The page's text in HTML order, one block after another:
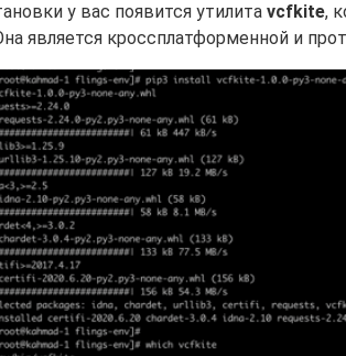
у вас появится утилита vcfkite,
является кроссплатформенной и